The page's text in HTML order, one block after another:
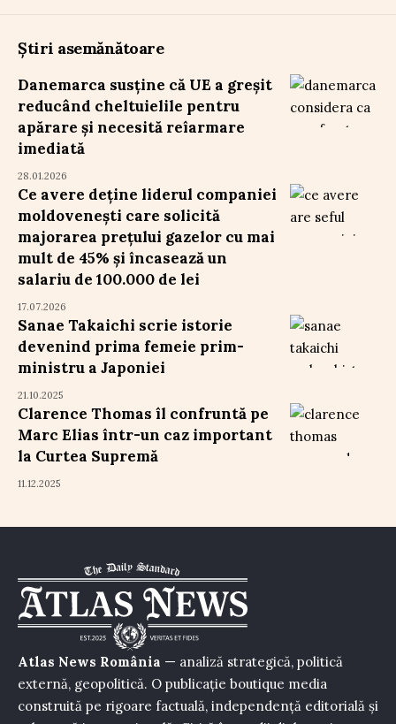
Știri asemănătoare
Danemarca susține că UE a greșit
reducând cheltuielile pentru
apărare și necesită reîarmare
imediată
28.01.2026
Ce avere deține liderul companiei
moldovenești care solicită
majorarea prețului gazelor cu mai
mult de 45% și încasează un
salariu de 100.000 de lei
17.07.2026
Sanae Takaichi scrie istorie
devenind prima femeie prim-
ministru a Japoniei
21.10.2025
Clarence Thomas îl confruntă pe
Marc Elias într-un caz important
la Curtea Supremă
11.12.2025
Atlas News România — analiză strategică, politică
externă, geopolitică. O publicație boutique media
construită pe rigoare factuală, independență editorială și